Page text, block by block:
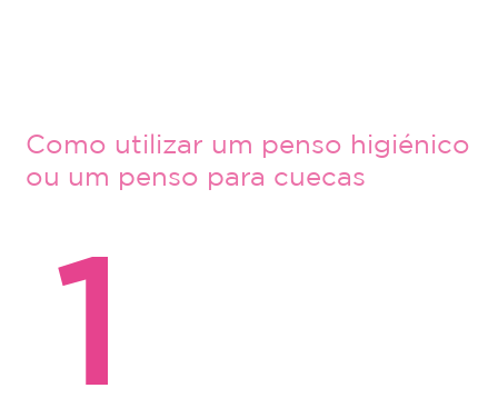
Como utilizar um penso higiénico
ou um penso para cuecas